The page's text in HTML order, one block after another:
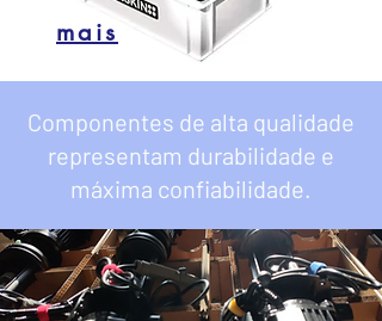
mais
Componentes de alta qualidade
representam durabilidade e
máxima confiabilidade.